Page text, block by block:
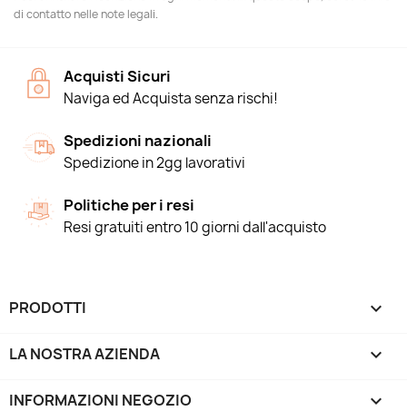
di contatto nelle note legali.
Acquisti Sicuri
Naviga ed Acquista senza rischi!
Spedizioni nazionali
Spedizione in 2gg lavorativi
Politiche per i resi
Resi gratuiti entro 10 giorni dall'acquisto
PRODOTTI 
LA NOSTRA AZIENDA 
INFORMAZIONI NEGOZIO keyboard_arrow_down